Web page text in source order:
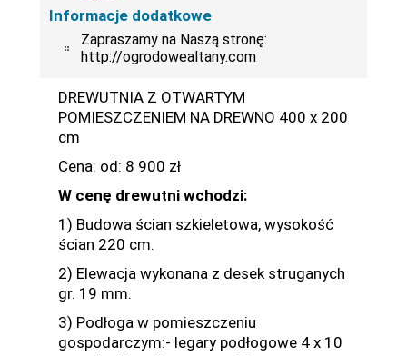
Informacje dodatkowe
Zapraszamy na Naszą stronę:
http://ogrodowealtany.com
DREWUTNIA Z OTWARTYM
POMIESZCZENIEM NA DREWNO 400 x 200
cm
Cena: od: 8 900 zł
W cenę drewutni wchodzi:
1) Budowa ścian szkieletowa, wysokość
ścian 220 cm.
2) Elewacja wykonana z desek struganych
gr. 19 mm.
3) Podłoga w pomieszczeniu
gospodarczym:- legary podłogowe 4 x 10